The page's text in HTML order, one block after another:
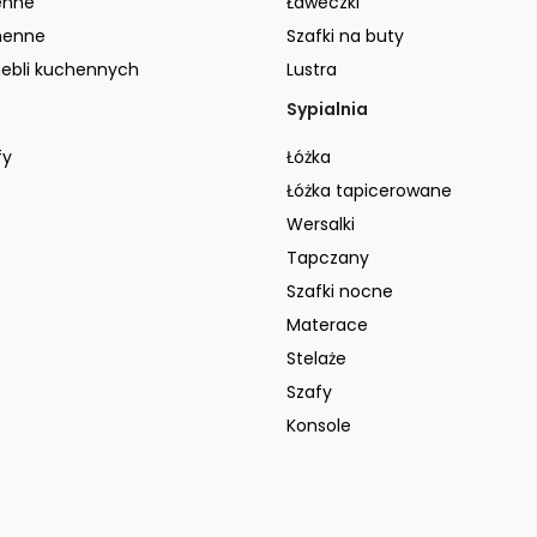
kuchennych
Szafki na buty
Lustra
Sypialnia
Łóżka
Łóżka tapicerowane
Wersalki
Tapczany
Szafki nocne
Materace
Stelaże
Szafy
Konsole